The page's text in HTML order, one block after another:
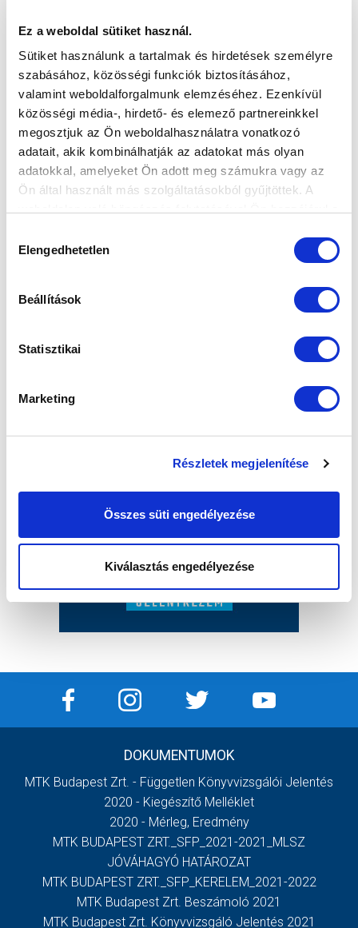
Ez a weboldal sütiket használ.
Sütiket használunk a tartalmak és hirdetések személyre
szabásához, közösségi funkciók biztosításához,
valamint weboldalforgalmunk elemzéséhez. Ezenkívül
közösségi média-, hirdető- és elemező partnereinkkel
megosztjuk az Ön weboldalhasználatra vonatkozó
adatait, akik kombinálhatják az adatokat más olyan
adatokkal, amelyeket Ön adott meg számukra vagy az
Ön által használt más szolgáltatásokból gyűjtöttek. A
kiválasztása
Elengedhetetlen
Beállítások
Statisztikai
Marketing
Részletek megjelenítése
Összes süti engedélyezése
Kiválasztás engedélyezése
‹ 1 2 3
DOKUMENTUMOK
MTK Budapest Zrt. - Független Könyvvizsgálói Jelentés
2020 - Kiegészítő Melléklet
2020 - Mérleg, Eredmény
MTK BUDAPEST ZRT._SFP_2021-2021_MLSZ
JÓVÁHAGYÓ HATÁROZAT
MTK BUDAPEST ZRT._SFP_KERELEM_2021-2022
MTK Budapest Zrt. Beszámoló 2021
MTK Budapest Zrt. Könyvvizsgáló Jelentés 2021